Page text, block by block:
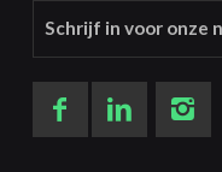
Schrijf in voor onze